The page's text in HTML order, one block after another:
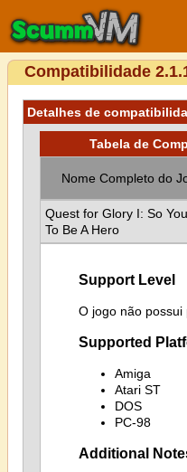
Compatibilidade
Detalhes de
Tabela de
Nome Completo do
Quest for Glory I: So
To Be A Hero
Support Level
O jogo não possui
Supported
Amiga
Atari ST
DOS
PC-98
Additional